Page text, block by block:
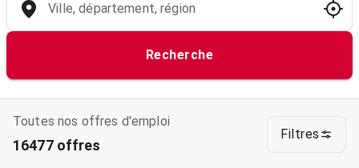
Ville, département, région
Recherche
Toutes nos offres d'emploi
16477 offres
Filtres